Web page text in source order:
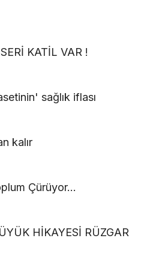
KATİL VAR !
sağlık iflası
kalır
Çürüyor...
HİKAYESİ RÜZGAR